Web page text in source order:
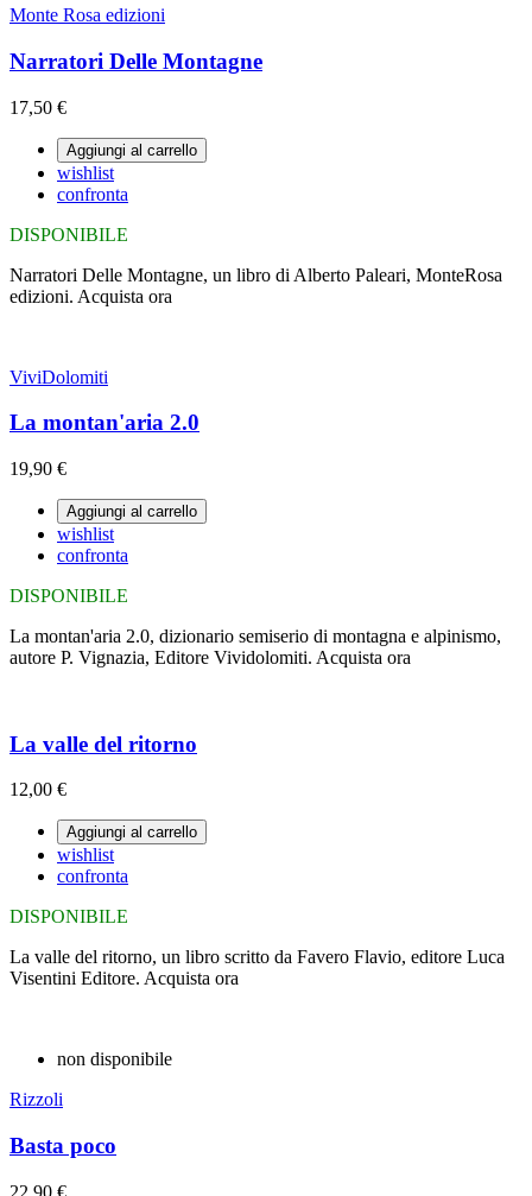
Monte Rosa edizioni
Narratori Delle Montagne
17,50 €
Aggiungi al carrello
wishlist
confronta
DISPONIBILE
Narratori Delle Montagne, un libro di Alberto Paleari, MonteRosa
edizioni. Acquista ora
ViviDolomiti
La montan'aria 2.0
19,90 €
Aggiungi al carrello
wishlist
confronta
DISPONIBILE
La montan'aria 2.0, dizionario semiserio di montagna e alpinismo,
autore P. Vignazia, Editore Vividolomiti. Acquista ora
La valle del ritorno
12,00 €
Aggiungi al carrello
wishlist
confronta
DISPONIBILE
La valle del ritorno, un libro scritto da Favero Flavio, editore Luca
Visentini Editore. Acquista ora
non disponibile
Rizzoli
Basta poco
22,90 €